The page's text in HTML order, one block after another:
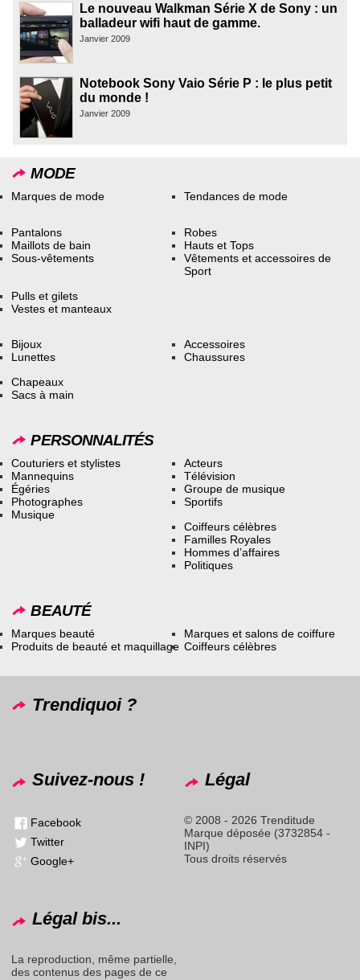
Le nouveau Walkman Série X de Sony : un
balladeur wifi haut de gamme.
Janvier 2009
Notebook Sony Vaio Série P : le plus petit
du monde !
Janvier 2009
MODE
Marques de mode Tendances de mode
Pantalons
Maillots de bain
Sous-vêtements
Robes
Hauts et Tops
Vêtements et accessoires de
Sport
Pulls et gilets
Vestes et manteaux
Bijoux
Lunettes
Accessoires
Chaussures
Chapeaux
Sacs à main
PERSONNALITÉS
Couturiers et stylistes
Mannequins
Égéries
Photographes
Musique
Acteurs
Télévision
Groupe de musique
Sportifs
Coiffeurs célèbres
Familles Royales
Hommes d’affaires
Politiques
BEAUTÉ
Marques beauté
Produits de beauté et maquillage
Marques et salons de coiffure
Coiffeurs célèbres
Trendiquoi ?
Suivez-nous !
Facebook
Twitter
Google+
Légal
© 2008 - 2026 Trenditude
Marque déposée (3732854 -
INPI)
Tous droits réservés
Légal bis...
La reproduction, même partielle,
des contenus des pages de ce